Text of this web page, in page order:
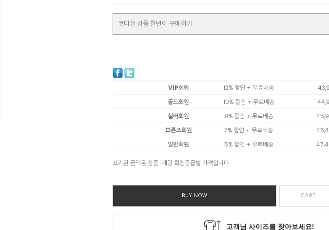
코디된 상품 한번에 구매하기
VIP회원 12% 할인 + 무료배송
골드회원
10% 할인 + 무료배송
실버회원
8% 할인 + 무료배송
브론즈회원
7% 할인 + 무료배송
일반회원
5% 할인 + 무료배송
표기된 금액은 상품 1개당 회원등급별 가격입니다.
BUY NOW CART